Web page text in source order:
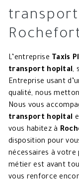
L’entreprise Taxis
transport hopital,
Entreprise usant
qualité, nous
Nous vous
transport hopital
vous habitez à
disposition pour
nécessaires à votre
métier est avant
vous renforce